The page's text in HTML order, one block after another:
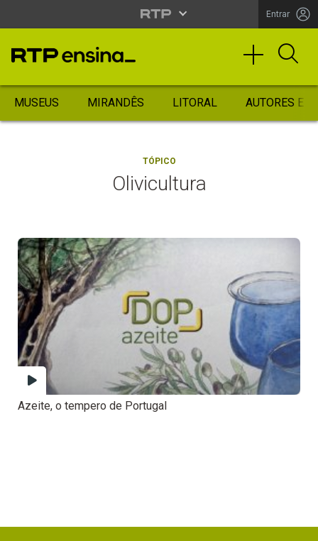
Entrar
MUSEUS MIRANDÊS LITORAL AUTORES
TÓPICO
Olivicultura
Azeite, o tempero de Portugal